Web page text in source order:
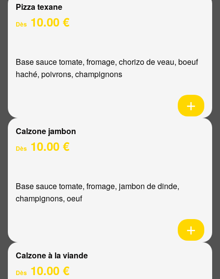
Pizza texane
Dès 10.00 €
Base sauce tomate, fromage, chorizo de veau, boeuf
haché, poivrons, champignons
Calzone jambon
Dès 10.00 €
Base sauce tomate, fromage, jambon de dinde,
champignons, oeuf
Calzone à la viande
Dès 10.00 €